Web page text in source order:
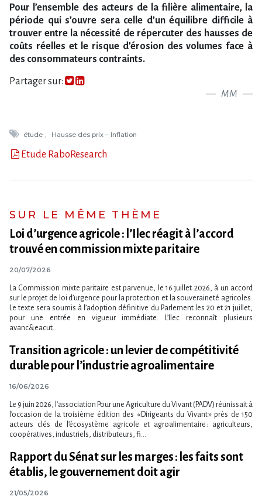
Pour l​‌’ensemble des acteurs de la filière alimentaire, la
période qui s​‌’ouvre sera celle d​‌’un équilibre difficile à
trouver entre la nécessité de répercuter des hausses de
coûts réelles et le risque d​‌’érosion des volumes face à
des consommateurs contraints.
Partager sur:
MM
étude Hausse des prix – Inflation
Etude RaboResearch
SUR LE MÊME THÈME
Loi d​‌’urgence agricole : l​‌’Ilec réagit à l​‌’accord
trouvé en commission mixte paritaire
20/07/2026
La Commission mixte paritaire est parvenue, le 16 juillet 2026, à un accord
sur le projet de loi d​‌’urgence pour la protection et la souveraineté agricoles.
Le texte sera soumis à l​‌’adoption définitive du Parlement les 20 et 21 juillet,
pour une entrée en vigueur immédiate. L​‌’Ilec reconnaît plusieurs
avanc&eacut...
Transition agricole : un levier de compétitivité
durable pour l’industrie agroalimentaire
16/06/2026
Le 9 juin 2026, l’association Pour une Agriculture du Vivant (PADV) réunissait à
l’occasion de la troisième édition des « Dirigeants du Vivant » près de 150
acteurs clés de l’écosystème agricole et agroalimentaire : agriculteurs,
coopératives, industriels, distributeurs, fi...
Rapport du Sénat sur les marges : les faits sont
établis, le gouvernement doit agir
21/05/2026